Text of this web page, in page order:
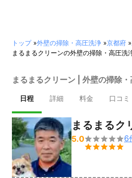
トップ»外壁の掃除・高圧洗浄 »京都府 »
まるまるクリーンの外壁の掃除・高圧洗
まるまるクリーン | 外壁の掃除
日程 詳細 料金 口コミ
まるまるク
5.0

6